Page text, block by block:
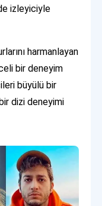
izleyiciyle
harmanlayan
bir deneyim
büyülü bir
dizi deneyimi